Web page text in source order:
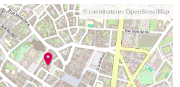
© contributeurs OpenStreetMap